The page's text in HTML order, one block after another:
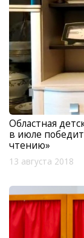
Областная
в июле
чтению»
13 августа 2018